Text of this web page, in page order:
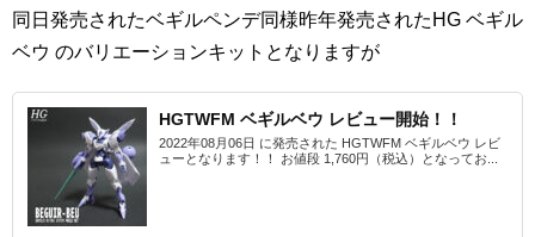
同日発売されたベギルペンデ同様昨年発売されたHG ベギル
ベウ のバリエーションキットとなりますが
HGTWFM ベギルベウ レビュー開始！！
2022年08月06日 に発売された HGTWFM ベギルベウ レビ
ューとなります！！ お値段 1,760円（税込）となってお...